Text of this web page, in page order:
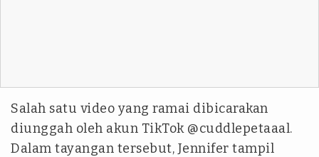
Salah satu video yang ramai dibicarakan
diunggah oleh akun TikTok @cuddlepetaaal.
Dalam tayangan tersebut, Jennifer tampil